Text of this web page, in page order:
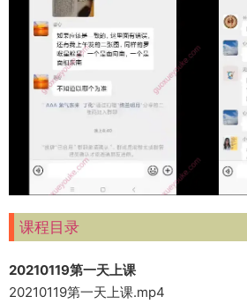
课程目录
20210119第一天上课
20210119第一天上课.mp4